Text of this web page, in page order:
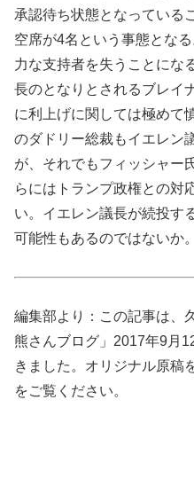
承認待ち状態となっている
空席が4名という事態とな
力な支持者を失うことにな
長のとなりとされるブレイ
に利上げに関しては極めて
のダドリー総裁もイエレン
が、それでもフィッシャー
らにはトランプ政権との対
い。イエレン議長が続投す
可能性もあるのではないか。
編集部より：この記事は、
熊さんブログ」2017年9月
きました。オリジナル原稿
をご覧ください。